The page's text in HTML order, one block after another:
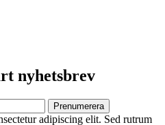
nyhetsbrev
Prenumerera
adipiscing elit. Sed rutrum